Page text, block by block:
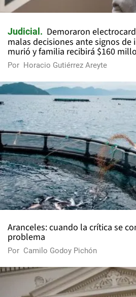
Judicial
Demoraron
malas decisiones ante signos de
murió y familia recibirá $160
Por Horacio Gutiérrez Areyte
Aranceles: cuando la crítica se
problema
Por Camilo Godoy Pichón